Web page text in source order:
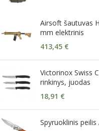
Airsoft šautuvas
mm elektrinis
413,45 €
Victorinox Swiss
rinkinys, juodas
18,91 €
Spyruoklinis peilis